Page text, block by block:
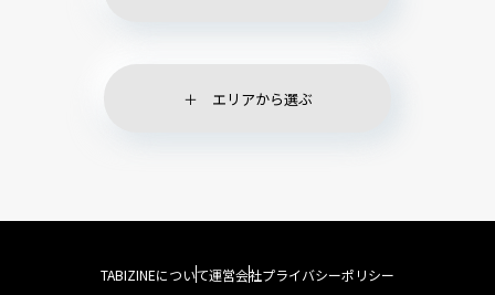
エリアから選ぶ
TABIZINEについて運営会社プライバシーポリシー